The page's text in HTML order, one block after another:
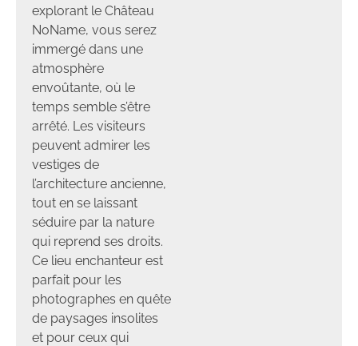
explorant le Château
NoName, vous serez
immergé dans une
atmosphère
envoûtante, où le
temps semble s’être
arrêté. Les visiteurs
peuvent admirer les
vestiges de
l’architecture ancienne,
tout en se laissant
séduire par la nature
qui reprend ses droits.
Ce lieu enchanteur est
parfait pour les
photographes en quête
de paysages insolites
et pour ceux qui